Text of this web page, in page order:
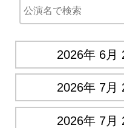
2026年 6月
2026年 7月
2026年 7月